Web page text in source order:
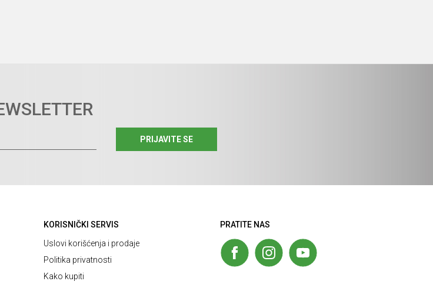
PRIJAVITE SE
KORISNIČKI SERVIS
Uslovi korišćenja i prodaje
Politika privatnosti
Kako kupiti
PRATITE NAS